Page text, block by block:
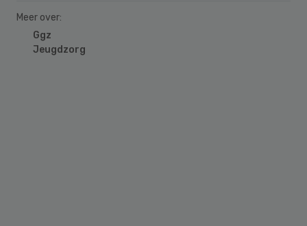
Meer over:
Ggz
Jeugdzorg